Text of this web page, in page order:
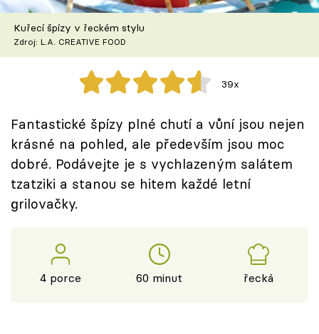
Škola vaření
Recepty z TV
Speciál: Cuketa
Těhotnej kuchař
Sledujte prima+
Přihlášení
Sledujte nás
Kuřecí špízy v řeckém stylu
Zdroj: L.A. CREATIVE FOOD
39x
Fantastické špízy plné chutí a vůní jsou nejen
krásné na pohled, ale především jsou moc
dobré. Podávejte je s vychlazeným salátem
tzatziki a stanou se hitem každé letní
grilovačky.
4 porce 60 minut řecká